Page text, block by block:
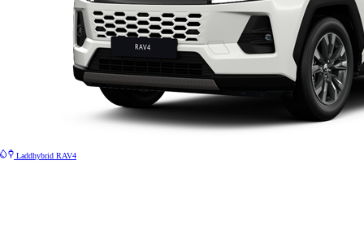
Laddhybrid RAV4